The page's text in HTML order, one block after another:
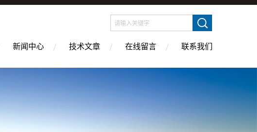
新闻中心 技术文章 在线留言 联系我们